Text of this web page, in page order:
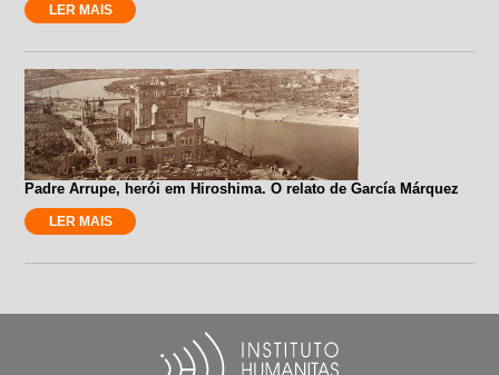
LER MAIS
Padre Arrupe, herói em Hiroshima. O relato de García Márquez
LER MAIS